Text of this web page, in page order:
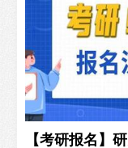
【考研报名】